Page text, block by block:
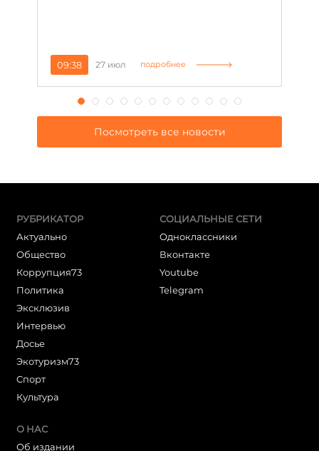
09:38 27 июл подробнее
Посмотреть все новости
РУБРИКАТОР
Актуально
Общество
Коррупция73
Политика
Эксклюзив
Интервью
Досье
Экотуризм73
Cпорт
Культура
СОЦИАЛЬНЫЕ СЕТИ
Одноклассники
Вконтакте
Youtube
Telegram
О НАС
Об издании